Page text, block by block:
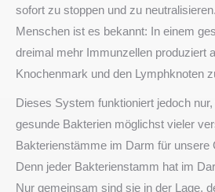
sofort zu stoppen und zu
Menschen ist es bekannt: In einem
dreimal mehr Immunzellen produziert
Knochenmark und den Lymphknoten
Dieses System funktioniert jedoch
gesunde Bakterien möglichst vieler
Bakterienstämme im Darm für unsere
Denn jeder Bakterienstamm hat im
Nur gemeinsam sind sie in der Lage,